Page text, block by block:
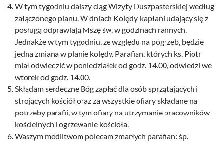
W tym tygodniu dalszy ciąg Wizyty Duszpasterskiej według
załączonego planu. W dniach Kolędy, kapłani udający się z
posługą odprawiają Mszę św. w godzinach rannych.
Jednakże w tym tygodniu, ze względu na pogrzeb, będzie
jedna zmiana w planie kolędy. Parafian, których ks. Piotr
miał odwiedzić w poniedziałek od godz. 14.00, odwiedzi we
wtorek od godz. 14.00.
Składam serdeczne Bóg zapłać dla osób sprzątających i
strojących kościół oraz za wszystkie ofiary składane na
potrzeby parafii, w tym ofiary na utrzymanie pracowników
kościelnych i ogrzewanie kościoła.
Waszym modlitwom polecam zmarłych parafian: śp.